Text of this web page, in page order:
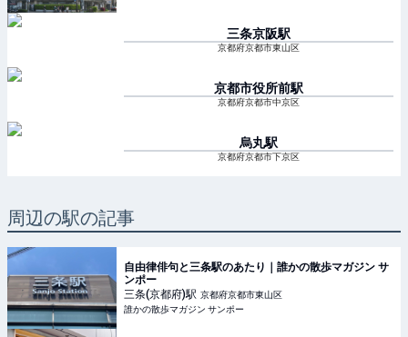
三条京阪駅
京都府京都市東山区
京都市役所前駅
京都府京都市中京区
烏丸駅
京都府京都市下京区
周辺の駅の記事
自由律俳句と三条駅のあたり｜誰かの散歩マガジン サ
ンポー
三条(京都府)駅 京都府京都市東山区
誰かの散歩マガジン サンポー